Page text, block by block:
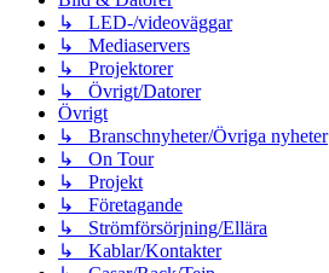
↳ LED-/videoväggar
↳ Mediaservers
↳ Projektorer
↳ Övrigt/Datorer
Övrigt
↳ Branschnyheter/Övriga nyheter
↳ On Tour
↳ Projekt
↳ Företagande
↳ Strömförsörjning/Ellära
↳ Kablar/Kontakter